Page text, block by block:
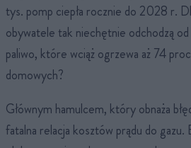
tys. pomp ciepła rocznie do 2028 r.
obywatele tak niechętnie odchodzą od
paliwo, które wciąż ogrzewa aż 74
domowych?
Głównym hamulcem, który obnaża
fatalna relacja kosztów prądu do